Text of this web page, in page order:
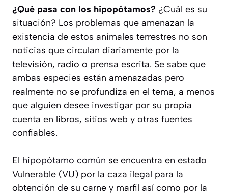
¿Qué pasa con los hipopótamos? ¿Cuál es su
situación? Los problemas que amenazan la
existencia de estos animales terrestres no son
noticias que circulan diariamente por la
televisión, radio o prensa escrita. Se sabe que
ambas especies están amenazadas pero
realmente no se profundiza en el tema, a menos
que alguien desee investigar por su propia
cuenta en libros, sitios web y otras fuentes
confiables.
El hipopótamo común se encuentra en estado
Vulnerable (VU) por la caza ilegal para la
obtención de su carne y marfil así como por la